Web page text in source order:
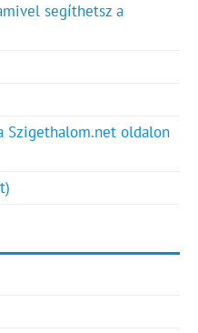
segíthetsz a
Szigethalom.net oldalon